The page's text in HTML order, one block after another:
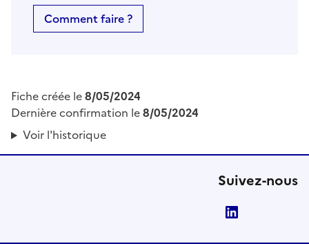
Comment faire ?
Fiche créée le8/05/2024
Dernière confirmation le8/05/2024
Voir l'historique
Suivez-nous